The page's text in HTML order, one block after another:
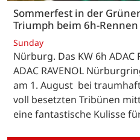
Sommerfest in der
Triumph beim 6h-Rennen
Sunday
Nürburg. Das KW 6h
ADAC RAVENOL
am 1. August bei
voll besetzten Tribünen
eine fantastische Kulisse